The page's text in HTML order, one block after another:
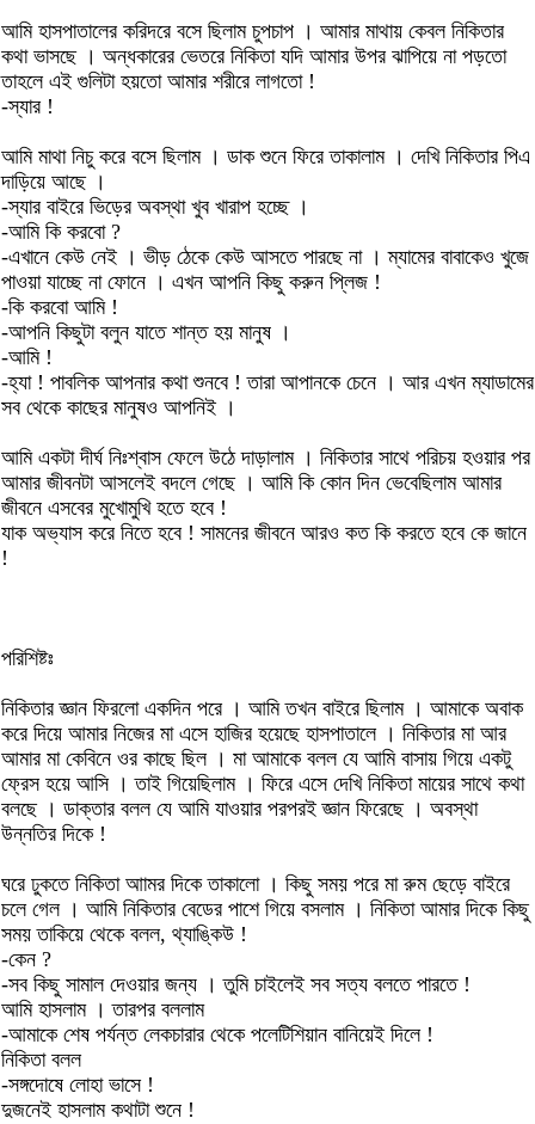
আমি হাসপাতালের করিদরে বসে ছিলাম চুপচাপ । আমার মাথায় কেবল নিকিতার
কথা ভাসছে । অন্ধকারের ভেতরে নিকিতা যদি আমার উপর ঝাপিয়ে না পড়তো
তাহলে এই গুলিটা হয়তো আমার শরীরে লাগতো !
-স্যার !
আমি মাথা নিচু করে বসে ছিলাম । ডাক শুনে ফিরে তাকালাম । দেখি নিকিতার পিএ
দাড়িয়ে আছে ।
-স্যার বাইরে ভিড়ের অবস্থা খুব খারাপ হচ্ছে ।
-আমি কি করবো ?
-এখানে কেউ নেই । ভীড় ঠেকে কেউ আসতে পারছে না । ম্যামের বাবাকেও খুজে
পাওয়া যাচ্ছে না ফোনে । এখন আপনি কিছু করুন প্লিজ !
-কি করবো আমি !
-আপনি কিছুটা বলুন যাতে শান্ত হয় মানুষ ।
-আমি !
-হ্যা ! পাবলিক আপনার কথা শুনবে ! তারা আপানকে চেনে । আর এখন ম্যাডামের
সব থেকে কাছের মানুষও আপনিই ।
আমি একটা দীর্ঘ নিঃশ্বাস ফেলে উঠে দাড়ালাম । নিকিতার সাথে পরিচয় হওয়ার পর
আমার জীবনটা আসলেই বদলে গেছে । আমি কি কোন দিন ভেবেছিলাম আমার
জীবনে এসবের মুখোমুখি হতে হবে !
যাক অভ্যাস করে নিতে হবে ! সামনের জীবনে আরও কত কি করতে হবে কে জানে
!
পরিশিষ্টঃ
নিকিতার জ্ঞান ফিরলো একদিন পরে । আমি তখন বাইরে ছিলাম । আমাকে অবাক
করে দিয়ে আমার নিজের মা এসে হাজির হয়েছে হাসপাতালে । নিকিতার মা আর
আমার মা কেবিনে ওর কাছে ছিল । মা আমাকে বলল যে আমি বাসায় গিয়ে একটু
ফ্রেস হয়ে আসি । তাই গিয়েছিলাম । ফিরে এসে দেখি নিকিতা মায়ের সাথে কথা
বলছে । ডাক্তার বলল যে আমি যাওয়ার পরপরই জ্ঞান ফিরেছে । অবস্থা
উন্নতির দিকে !
ঘরে ঢুকতে নিকিতা আামর দিকে তাকালো । কিছু সময় পরে মা রুম ছেড়ে বাইরে
চলে গেল । আমি নিকিতার বেডের পাশে গিয়ে বসলাম । নিকিতা আমার দিকে কিছু
সময় তাকিয়ে থেকে বলল, থ্যাঙ্কিউ !
-কেন ?
-সব কিছু সামাল দেওয়ার জন্য । তুমি চাইলেই সব সত্য বলতে পারতে !
আমি হাসলাম । তারপর বললাম
-আমাকে শেষ পর্যন্ত লেকচারার থেকে পলেটিশিয়ান বানিয়েই দিলে !
নিকিতা বলল
-সঙ্গদোষে লোহা ভাসে !
দুজনেই হাসলাম কথাটা শুনে !